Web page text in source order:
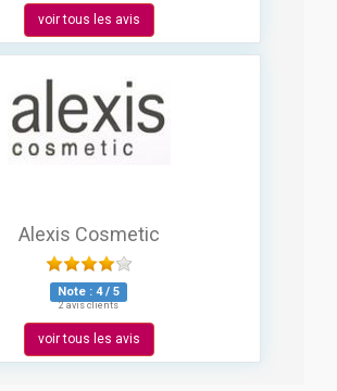
voir tous les avis
Alexis Cosmetic
Note : 4/ 5
2 avis clients
voir tous les avis